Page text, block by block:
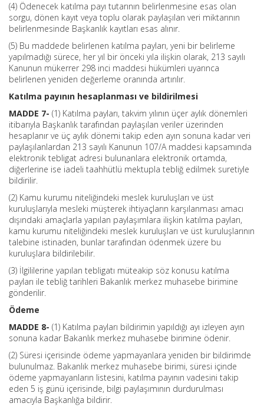
(4) Ödenecek katılma payı tutarının belirlenmesine esas olan
sorgu, dönen kayıt veya toplu olarak paylaşılan veri miktarının
belirlenmesinde Başkanlık kayıtları esas alınır.
(5) Bu maddede belirlenen katılma payları, yeni bir belirleme
yapılmadığı sürece, her yıl bir önceki yıla ilişkin olarak, 213 sayılı
Kanunun mükerrer 298 inci maddesi hükümleri uyarınca
belirlenen yeniden değerleme oranında artırılır.
Katılma payının hesaplanması ve bildirilmesi
MADDE 7- (1) Katılma payları, takvim yılının üçer aylık dönemleri
itibarıyla Başkanlık tarafından paylaşılan veriler üzerinden
hesaplanır ve üç aylık dönemi takip eden ayın sonuna kadar veri
paylaşılanlardan 213 sayılı Kanunun 107/A maddesi kapsamında
elektronik tebligat adresi bulunanlara elektronik ortamda,
diğerlerine ise iadeli taahhütlü mektupla tebliğ edilmek suretiyle
bildirilir.
(2) Kamu kurumu niteliğindeki meslek kuruluşları ve üst
kuruluşlarıyla mesleki müşterek ihtiyaçların karşılanması amacı
dışındaki amaçlarla yapılan paylaşımlara ilişkin katılma payları,
kamu kurumu niteliğindeki meslek kuruluşları ve üst kuruluşlarının
talebine istinaden, bunlar tarafından ödenmek üzere bu
kuruluşlara bildirilebilir.
(3) İlgililerine yapılan tebligatı müteakip söz konusu katılma
payları ile tebliğ tarihleri Bakanlık merkez muhasebe birimine
gönderilir.
Ödeme
MADDE 8- (1) Katılma payları bildirimin yapıldığı ayı izleyen ayın
sonuna kadar Bakanlık merkez muhasebe birimine ödenir.
(2) Süresi içerisinde ödeme yapmayanlara yeniden bir bildirimde
bulunulmaz. Bakanlık merkez muhasebe birimi, süresi içinde
ödeme yapmayanların listesini, katılma payının vadesini takip
eden 5 iş günü içerisinde, bilgi paylaşımının durdurulması
amacıyla Başkanlığa bildirir.